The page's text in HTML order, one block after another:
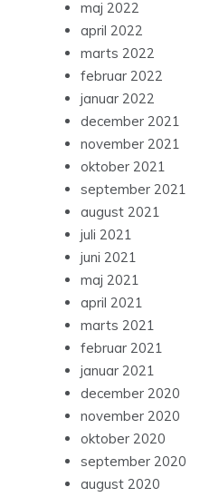
maj 2022
april 2022
marts 2022
februar 2022
januar 2022
december 2021
november 2021
oktober 2021
september 2021
august 2021
juli 2021
juni 2021
maj 2021
april 2021
marts 2021
februar 2021
januar 2021
december 2020
november 2020
oktober 2020
september 2020
august 2020